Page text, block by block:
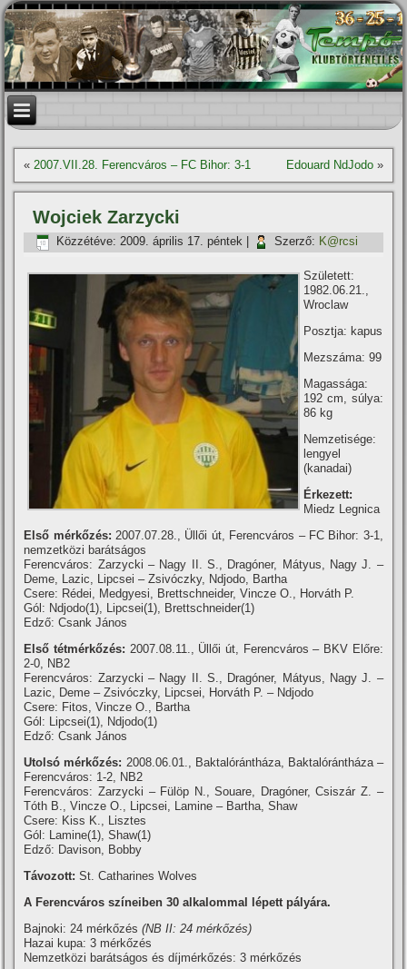
«2007.VII.28. Ferencváros – FC Bihor: 3-1 Edouard NdJodo»
Wojciek Zarzycki
Közzétéve: 2009. április 17. péntek Szerző: K@rcsi
Született:
1982.06.21.,
Wroclaw
Posztja: kapus
Mezszáma: 99
Magassága:
192 cm, súlya:
86 kg
Nemzetisége:
lengyel
(kanadai)
Érkezett:
Miedz Legnica
Első mérkőzés: 2007.07.28., Üllői út, Ferencváros – FC Bihor: 3-1,
nemzetközi barátságos
Ferencváros: Zarzycki – Nagy II. S., Dragóner, Mátyus, Nagy J. –
Deme, Lazic, Lipcsei – Zsivóczky, Ndjodo, Bartha
Csere: Rédei, Medgyesi, Brettschneider, Vincze O., Horváth P.
Gól: Ndjodo(1), Lipcsei(1), Brettschneider(1)
Edző: Csank János
Első tétmérkőzés: 2007.08.11., Üllői út, Ferencváros – BKV Előre:
2-0, NB2
Ferencváros: Zarzycki – Nagy II. S., Dragóner, Mátyus, Nagy J. –
Lazic, Deme – Zsivóczky, Lipcsei, Horváth P. – Ndjodo
Csere: Fitos, Vincze O., Bartha
Gól: Lipcsei(1), Ndjodo(1)
Edző: Csank János
Utolsó mérkőzés: 2008.06.01., Baktalórántháza, Baktalórántháza –
Ferencváros: 1-2, NB2
Ferencváros: Zarzycki – Fülöp N., Souare, Dragóner, Csiszár Z. –
Tóth B., Vincze O., Lipcsei, Lamine – Bartha, Shaw
Csere: Kiss K., Lisztes
Gól: Lamine(1), Shaw(1)
Edző: Davison, Bobby
Távozott: St. Catharines Wolves
A Ferencváros szí­neiben 30 alkalommal lépett pályára.
Bajnoki: 24 mérkőzés(NB II: 24 mérkőzés)
Hazai kupa: 3 mérkőzés
Nemzetközi barátságos és dí­jmérkőzés: 3 mérkőzés